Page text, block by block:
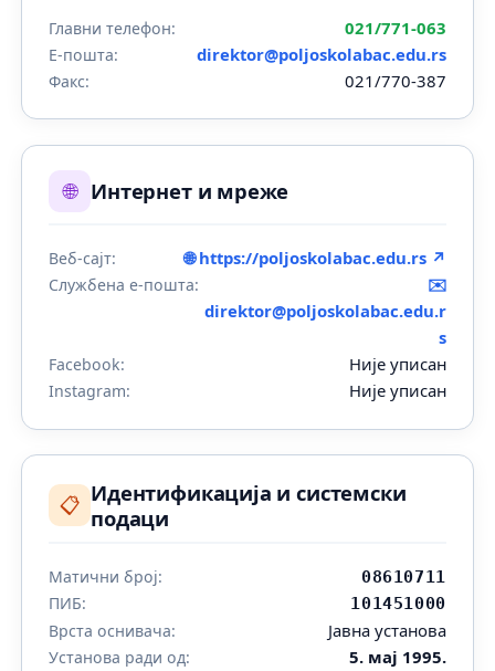
Главни телефон: 021/771-063
Е-пошта: direktor@poljoskolabac.edu.rs
Факс: 021/770-387
🌐 Интернет и мреже
Веб-сајт: 🌐 https://poljoskolabac.edu.rs ↗
Службена е-пошта:
✉️
direktor@poljoskolabac.edu.r
s
Facebook: Није уписан
Instagram: Није уписан
📋 Идентификација и системски
подаци
Матични број: 08610711
ПИБ: 101451000
Врста оснивача: Јавна установа
Установа ради од: 5. мај 1995.